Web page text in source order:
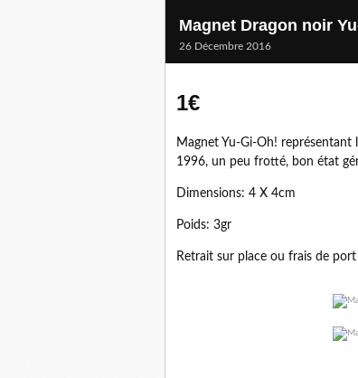
Magnet Dragon noir
26 Décembre 2016
1€
Magnet Yu-Gi-Oh! représentant
1996, un peu frotté, bon état
Dimensions: 4 X 4cm
Poids: 3gr
Retrait sur place ou frais de